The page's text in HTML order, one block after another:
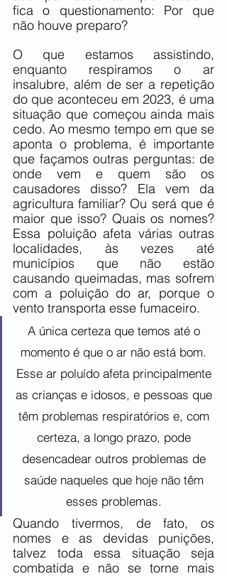
fica o questionamento: Por que
não houve preparo?
O que estamos assistindo,
enquanto respiramos o ar
insalubre, além de ser a repetição
do que aconteceu em 2023, é uma
situação que começou ainda mais
cedo. Ao mesmo tempo em que se
aponta o problema, é importante
que façamos outras perguntas: de
onde vem e quem são os
causadores disso? Ela vem da
agricultura familiar? Ou será que é
maior que isso? Quais os nomes?
Essa poluição afeta várias outras
localidades, às vezes até
municípios que não estão
causando queimadas, mas sofrem
com a poluição do ar, porque o
vento transporta esse fumaceiro.
A única certeza que temos até o
momento é que o ar não está bom.
Esse ar poluído afeta principalmente
as crianças e idosos, e pessoas que
têm problemas respiratórios e, com
certeza, a longo prazo, pode
desencadear outros problemas de
saúde naqueles que hoje não têm
esses problemas.
Quando tivermos, de fato, os
nomes e as devidas punições,
talvez toda essa situação seja
combatida e não se torne mais